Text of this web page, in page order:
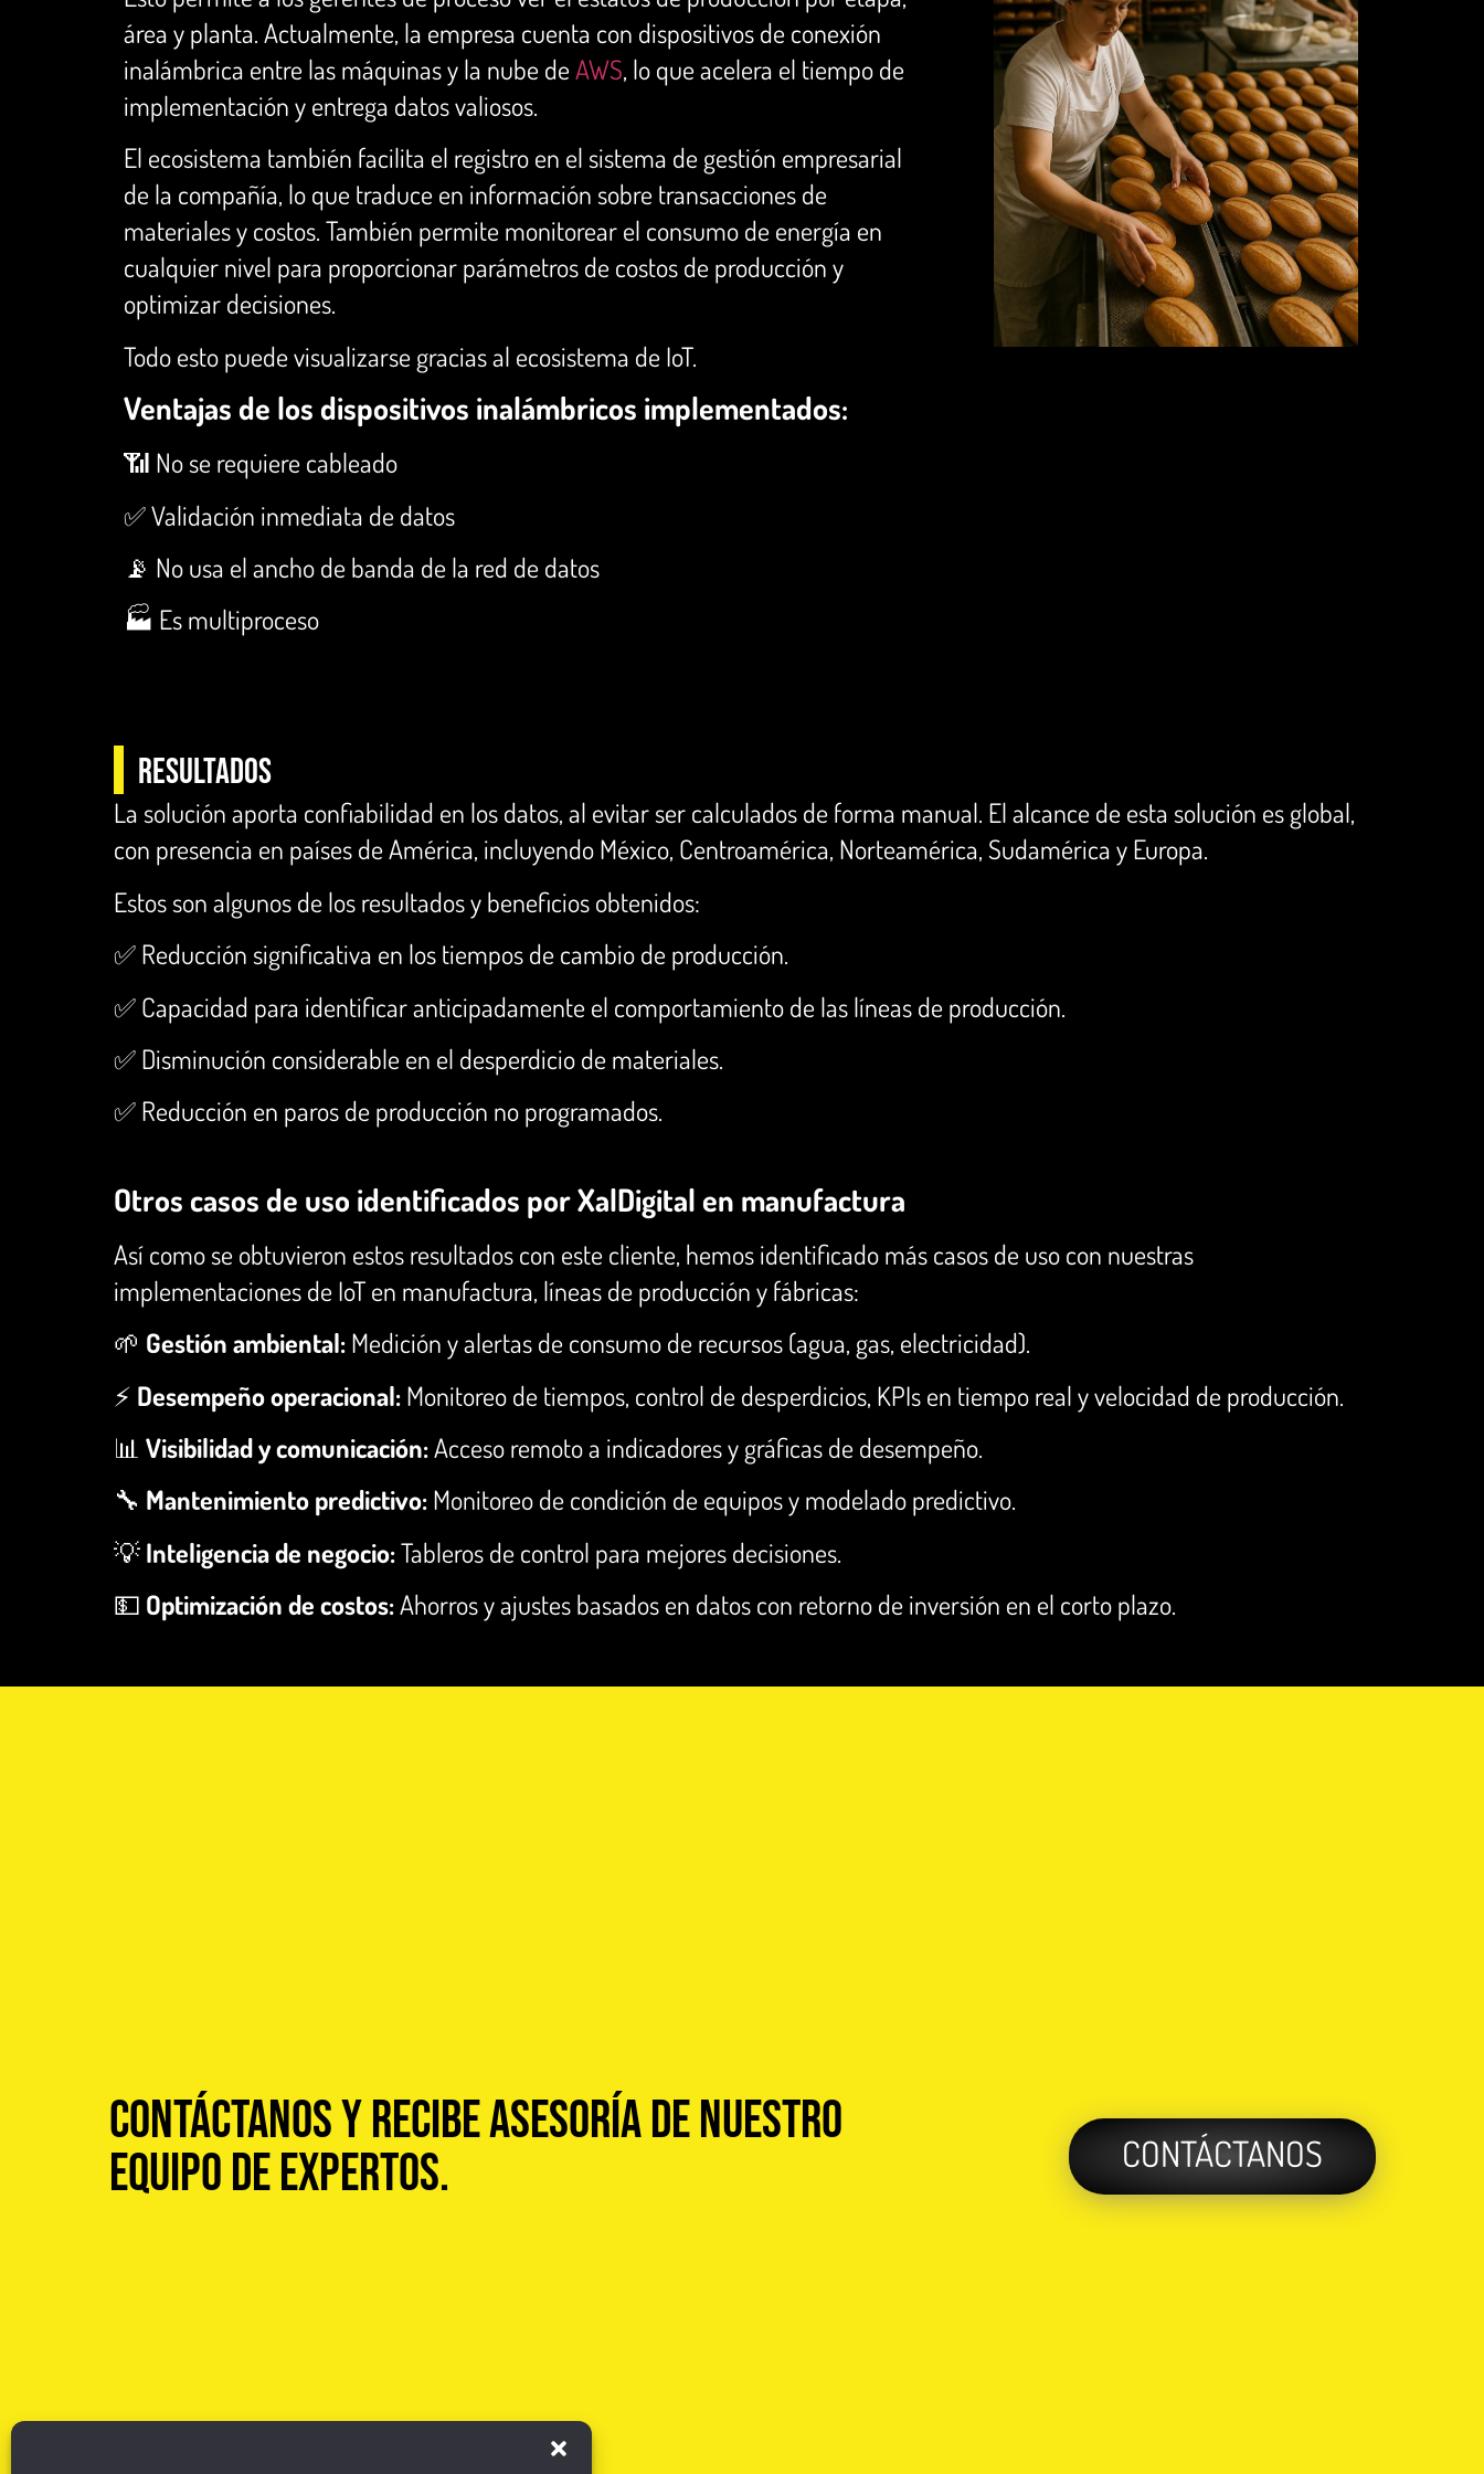
área y planta. Actualmente, la empresa cuenta con dispositivos de conexión
inalámbrica entre las máquinas y la nube deAWS, lo que acelera el tiempo de
implementación y entrega datos valiosos.
El ecosistema también facilita el registro en el sistema de gestión empresarial
de la compañía, lo que traduce en información sobre transacciones de
materiales y costos. También permite monitorear el consumo de energía en
cualquier nivel para proporcionar parámetros de costos de producción y
optimizar decisiones.
Todo esto puede visualizarse gracias al ecosistema de IoT.
Ventajas de los dispositivos inalámbricos implementados:
📶 No se requiere cableado
✅ Validación inmediata de datos
📡 No usa el ancho de banda de la red de datos
🏭 Es multiproceso
RESULTADOS
La solución aporta confiabilidad en los datos, al evitar ser calculados de forma manual. El alcance de esta solución es global,
con presencia en países de América, incluyendo México, Centroamérica, Norteamérica, Sudamérica y Europa.
Estos son algunos de los resultados y beneficios obtenidos:
✅ Reducción significativa en los tiempos de cambio de producción.
✅ Capacidad para identificar anticipadamente el comportamiento de las líneas de producción.
✅ Disminución considerable en el desperdicio de materiales.
✅ Reducción en paros de producción no programados.
Otros casos de uso identificados por XalDigital en manufactura
Así como se obtuvieron estos resultados con este cliente, hemos identificado más casos de uso con nuestras
implementaciones de IoT en manufactura, líneas de producción y fábricas:
🌱 Gestión ambiental:Medición y alertas de consumo de recursos (agua, gas, electricidad).
⚡ Desempeño operacional:Monitoreo de tiempos, control de desperdicios, KPIs en tiempo real y velocidad de producción.
📊 Visibilidad y comunicación:Acceso remoto a indicadores y gráficas de desempeño.
🔧 Mantenimiento predictivo:Monitoreo de condición de equipos y modelado predictivo.
💡Inteligencia de negocio:Tableros de control para mejores decisiones.
💵 Optimización de costos:Ahorros y ajustes basados en datos con retorno de inversión en el corto plazo.
Contáctanos y recibe asesoría de nuestro
equipo de expertos.
CONTÁCTANOS